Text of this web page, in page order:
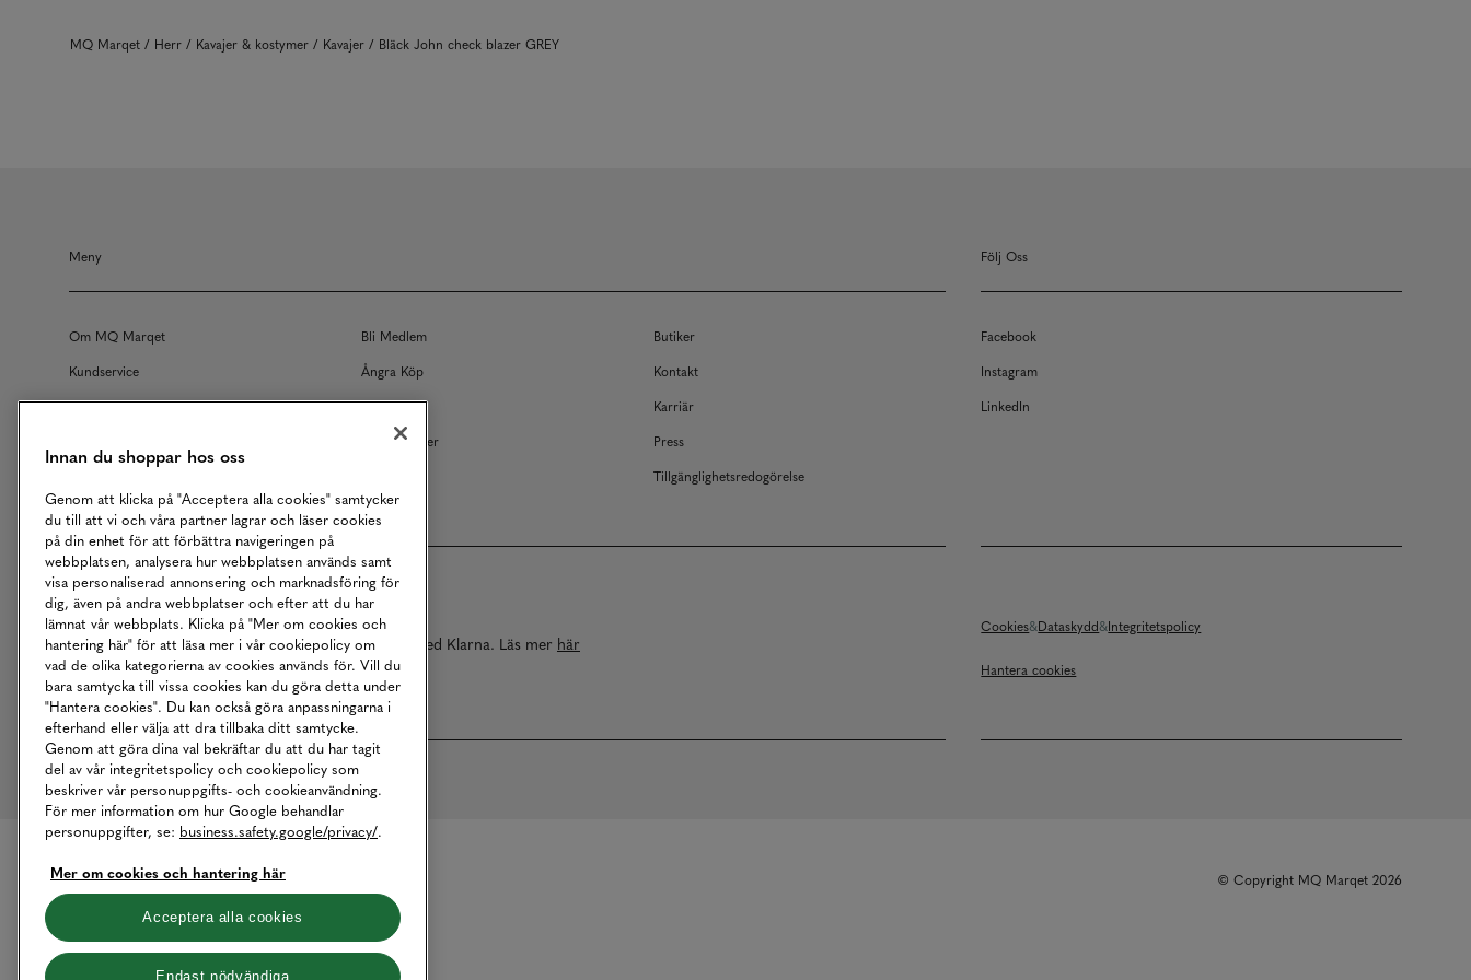
MQ Marqet Herr Kavajer & kostymer Kavajer Bläck John check blazer GREY
Meny
Om MQ Marqet Bli Medlem
Butiker
Kundservice
Ångra Köp
Kontakt
Returer
Köpvillkor
Karriär
Våra Tjänster
Press
Tillgänglighetsredogörelse
Följ Oss
Facebook
Instagram
LinkedIn
Betalningar online sköts i samarbete med Klarna. Läs mer här
Cookies Dataskydd Integritetspolicy
Hantera cookies
© Copyright MQ Marqet 2026
Innan du shoppar hos oss
Genom att klicka på "Acceptera alla cookies" samtycker
du till att vi och våra partner lagrar och läser cookies
på din enhet för att förbättra navigeringen på
webbplatsen, analysera hur webbplatsen används samt
visa personaliserad annonsering och marknadsföring för
dig, även på andra webbplatser och efter att du har
lämnat vår webbplats. Klicka på "Mer om cookies och
hantering här" för att läsa mer i vår cookiepolicy om
vad de olika kategorierna av cookies används för. Vill du
bara samtycka till vissa cookies kan du göra detta under
"Hantera cookies". Du kan också göra anpassningarna i
efterhand eller välja att dra tillbaka ditt samtycke.
Genom att göra dina val bekräftar du att du har tagit
del av vår integritetspolicy och cookiepolicy som
beskriver vår personuppgifts- och cookieanvändning.
För mer information om hur Google behandlar
personuppgifter, se: business.safety.google/privacy/.
Mer om cookies och hantering här
Acceptera alla cookies
Endast nödvändiga